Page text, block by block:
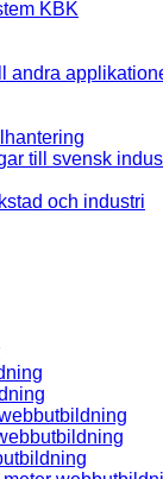
KBK
andra
till svensk
och industri